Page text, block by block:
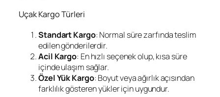
Uçak Kargo Türleri
Standart Kargo: Normal süre zarfında teslim
edilen gönderilerdir.
Acil Kargo: En hızlı seçenek olup, kısa süre
içinde ulaşım sağlar.
Özel Yük Kargo: Boyut veya ağırlık açısından
farklılık gösteren yükler için uygundur.